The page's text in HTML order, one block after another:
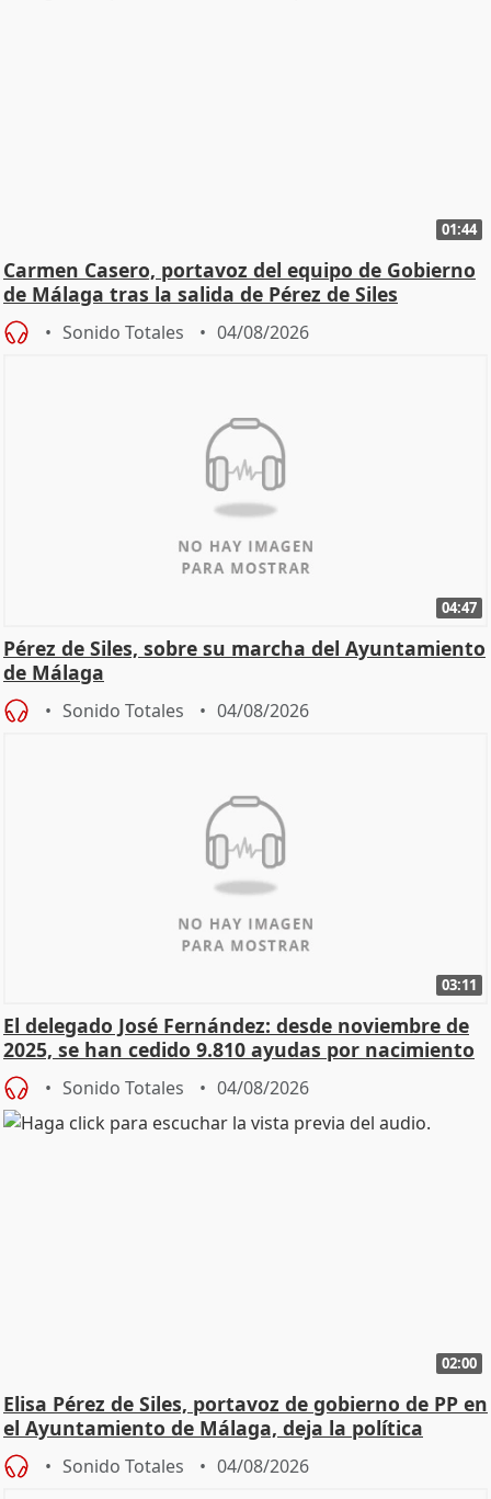
01:44
Carmen Casero, portavoz del equipo de Gobierno
de Málaga tras la salida de Pérez de Siles
Sonido Totales 04/08/2026
04:47
Pérez de Siles, sobre su marcha del Ayuntamiento
de Málaga
Sonido Totales 04/08/2026
03:11
El delegado José Fernández: desde noviembre de
2025, se han cedido 9.810 ayudas por nacimiento
Sonido Totales 04/08/2026
02:00
Elisa Pérez de Siles, portavoz de gobierno de PP en
el Ayuntamiento de Málaga, deja la política
Sonido Totales 04/08/2026